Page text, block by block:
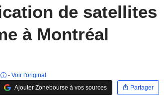
de satellites
à Montréal
- Voir l'original
Ajouter Zonebourse à vos sources
Partager